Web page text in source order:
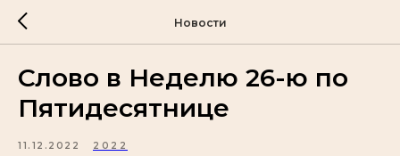
Новости
Слово в Неделю 26-ю по
Пятидесятнице
11.12.2022 2022